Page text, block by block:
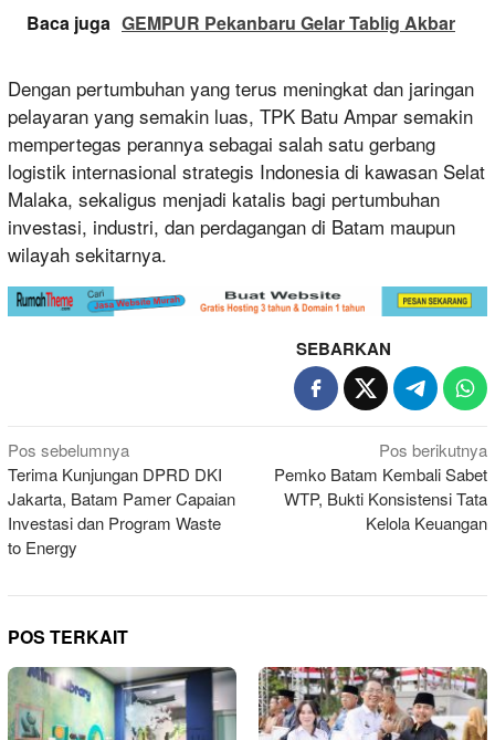
Baca juga GEMPUR Pekanbaru Gelar Tablig Akbar
Dengan pertumbuhan yang terus meningkat dan jaringan
pelayaran yang semakin luas, TPK Batu Ampar semakin
mempertegas perannya sebagai salah satu gerbang
logistik internasional strategis Indonesia di kawasan Selat
Malaka, sekaligus menjadi katalis bagi pertumbuhan
investasi, industri, dan perdagangan di Batam maupun
wilayah sekitarnya.
SEBARKAN
Navigasi
pos
Pos sebelumnya
Terima Kunjungan DPRD DKI
Jakarta, Batam Pamer Capaian
Investasi dan Program Waste
to Energy
Pos berikutnya
Pemko Batam Kembali Sabet
WTP, Bukti Konsistensi Tata
Kelola Keuangan
POS TERKAIT